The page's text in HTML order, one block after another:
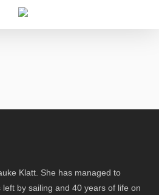
Klatt. She has managed to
by sailing and 40 years of life on